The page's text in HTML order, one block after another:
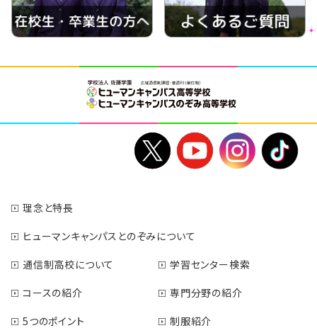
理念と特長
ヒューマンキャンパスとのぞみについて
通信制高校について
学習センター検索
コースの紹介
専門分野の紹介
5つのポイント
制服紹介